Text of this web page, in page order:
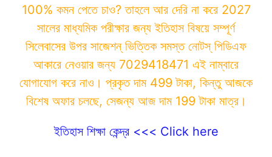
100% কমন পেতে চাও? তাহলে আর দেরি না করে 2027
সালের মাধ্যমিক পরীক্ষার জন্য ইতিহাস বিষয়ে সম্পূর্ণ
সিলেবাসের উপর সাজেশন্ ভিত্তিক সমস্ত নোটস্ পিডিএফ
আকারে নেওয়ার জন্য 7029418471 এই নাম্বারে
যোগাযোগ করে নাও। প্রকৃত দাম 499 টাকা, কিন্তু আজকে
বিশেষ অফার চলছে, সেজন্য আজ দাম 199 টাকা মাত্র।
ইতিহাস শিক্ষা কেন্দ্র <<< Click here